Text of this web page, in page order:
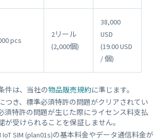
pcs
2リール
(2,000個)
38,000
USD
(19.00 USD
/ 個)
件は、当社の物品販売規約に準じます。
つき、標準必須特許の問題がクリアされてい
須特許の問題が生じた際にライセンス料支払
が受けられることを保証しません。
IoT SIM (plan01s)の基本料金やデータ通信料金が